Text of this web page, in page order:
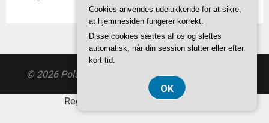
© 2026 Polarvagnen.dk | Theme bySuperbThemes
Registreringsnummer 374 077 39
Cookies anvendes udelukkende for at sikre,
at hjemmesiden fungerer korrekt.
Disse cookies sættes af os og slettes
automatisk, når din session slutter eller efter
kort tid.
OK